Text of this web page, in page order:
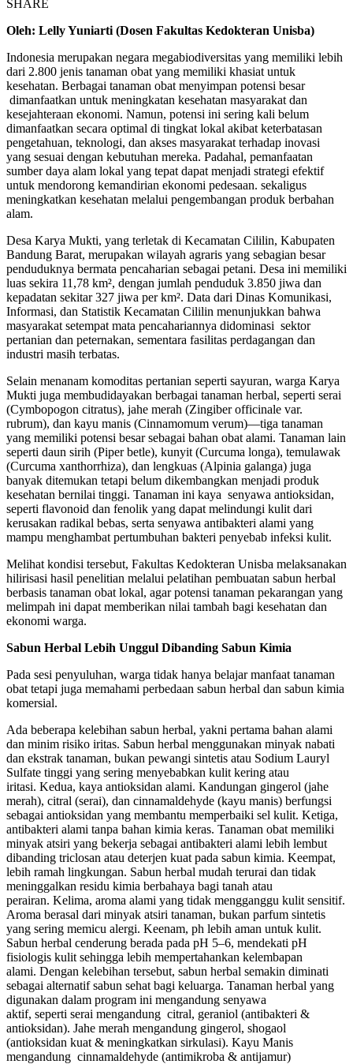
SHARE
Oleh: Lelly Yuniarti (Dosen Fakultas Kedokteran Unisba)
Indonesia merupakan negara megabiodiversitas yang memiliki lebih
dari 2.800 jenis tanaman obat yang memiliki khasiat untuk
kesehatan. Berbagai tanaman obat menyimpan potensi besar
dimanfaatkan untuk meningkatan kesehatan masyarakat dan
kesejahteraan ekonomi. Namun, potensi ini sering kali belum
dimanfaatkan secara optimal di tingkat lokal akibat keterbatasan
pengetahuan, teknologi, dan akses masyarakat terhadap inovasi
yang sesuai dengan kebutuhan mereka. Padahal, pemanfaatan
sumber daya alam lokal yang tepat dapat menjadi strategi efektif
untuk mendorong kemandirian ekonomi pedesaan. sekaligus
meningkatkan kesehatan melalui pengembangan produk berbahan
alam.
Desa Karya Mukti, yang terletak di Kecamatan Cililin, Kabupaten
Bandung Barat, merupakan wilayah agraris yang sebagian besar
penduduknya bermata pencaharian sebagai petani. Desa ini memiliki
luas sekira 11,78 km², dengan jumlah penduduk 3.850 jiwa dan
kepadatan sekitar 327 jiwa per km². Data dari Dinas Komunikasi,
Informasi, dan Statistik Kecamatan Cililin menunjukkan bahwa
masyarakat setempat mata pencahariannya didominasi sektor
pertanian dan peternakan, sementara fasilitas perdagangan dan
industri masih terbatas.
Selain menanam komoditas pertanian seperti sayuran, warga Karya
Mukti juga membudidayakan berbagai tanaman herbal, seperti serai
(Cymbopogon citratus), jahe merah (Zingiber officinale var.
rubrum), dan kayu manis (Cinnamomum verum)—tiga tanaman
yang memiliki potensi besar sebagai bahan obat alami. Tanaman lain
seperti daun sirih (Piper betle), kunyit (Curcuma longa), temulawak
(Curcuma xanthorrhiza), dan lengkuas (Alpinia galanga) juga
banyak ditemukan tetapi belum dikembangkan menjadi produk
kesehatan bernilai tinggi. Tanaman ini kaya senyawa antioksidan,
seperti flavonoid dan fenolik yang dapat melindungi kulit dari
kerusakan radikal bebas, serta senyawa antibakteri alami yang
mampu menghambat pertumbuhan bakteri penyebab infeksi kulit.
Melihat kondisi tersebut, Fakultas Kedokteran Unisba melaksanakan
hilirisasi hasil penelitian melalui pelatihan pembuatan sabun herbal
berbasis tanaman obat lokal, agar potensi tanaman pekarangan yang
melimpah ini dapat memberikan nilai tambah bagi kesehatan dan
ekonomi warga.
Sabun Herbal Lebih Unggul Dibanding Sabun Kimia
Pada sesi penyuluhan, warga tidak hanya belajar manfaat tanaman
obat tetapi juga memahami perbedaan sabun herbal dan sabun kimia
komersial.
Ada beberapa kelebihan sabun herbal, yakni pertama bahan alami
dan minim risiko iritas. Sabun herbal menggunakan minyak nabati
dan ekstrak tanaman, bukan pewangi sintetis atau Sodium Lauryl
Sulfate tinggi yang sering menyebabkan kulit kering atau
iritasi. Kedua, kaya antioksidan alami. Kandungan gingerol (jahe
merah), citral (serai), dan cinnamaldehyde (kayu manis) berfungsi
sebagai antioksidan yang membantu memperbaiki sel kulit. Ketiga,
antibakteri alami tanpa bahan kimia keras. Tanaman obat memiliki
minyak atsiri yang bekerja sebagai antibakteri alami lebih lembut
dibanding triclosan atau deterjen kuat pada sabun kimia. Keempat,
lebih ramah lingkungan. Sabun herbal mudah terurai dan tidak
meninggalkan residu kimia berbahaya bagi tanah atau
perairan. Kelima, aroma alami yang tidak mengganggu kulit sensitif.
Aroma berasal dari minyak atsiri tanaman, bukan parfum sintetis
yang sering memicu alergi. Keenam, ph lebih aman untuk kulit.
Sabun herbal cenderung berada pada pH 5–6, mendekati pH
fisiologis kulit sehingga lebih mempertahankan kelembapan
alami. Dengan kelebihan tersebut, sabun herbal semakin diminati
sebagai alternatif sabun sehat bagi keluarga. Tanaman herbal yang
digunakan dalam program ini mengandung senyawa
aktif, seperti serai mengandung citral, geraniol (antibakteri &
antioksidan). Jahe merah mengandung gingerol, shogaol
(antioksidan kuat & meningkatkan sirkulasi). Kayu Manis
mengandung cinnamaldehyde (antimikroba & antijamur)